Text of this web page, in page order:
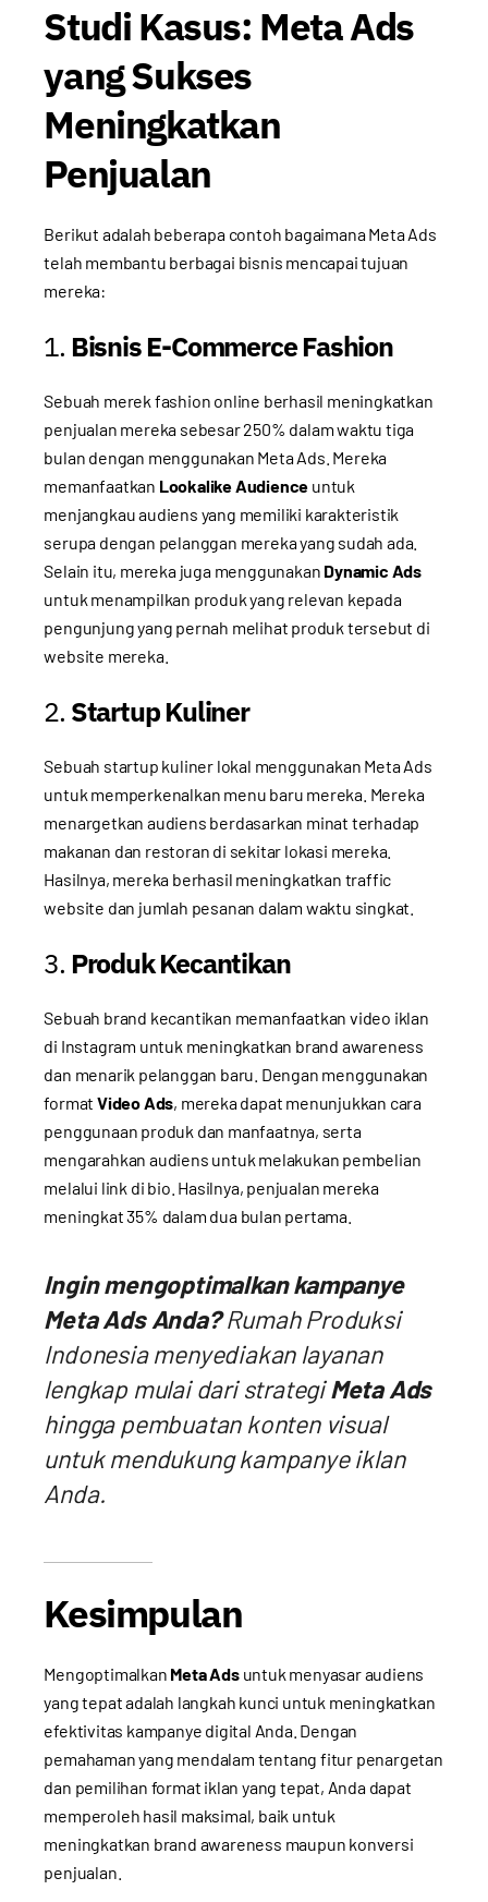
Studi Kasus: Meta Ads
yang Sukses
Meningkatkan
Penjualan
Berikut adalah beberapa contoh bagaimana Meta Ads
telah membantu berbagai bisnis mencapai tujuan
mereka:
1. Bisnis E-Commerce Fashion
Sebuah merek fashion online berhasil meningkatkan
penjualan mereka sebesar 250% dalam waktu tiga
bulan dengan menggunakan Meta Ads. Mereka
memanfaatkan Lookalike Audience untuk
menjangkau audiens yang memiliki karakteristik
serupa dengan pelanggan mereka yang sudah ada.
Selain itu, mereka juga menggunakan Dynamic Ads
untuk menampilkan produk yang relevan kepada
pengunjung yang pernah melihat produk tersebut di
website mereka.
2. Startup Kuliner
Sebuah startup kuliner lokal menggunakan Meta Ads
untuk memperkenalkan menu baru mereka. Mereka
menargetkan audiens berdasarkan minat terhadap
makanan dan restoran di sekitar lokasi mereka.
Hasilnya, mereka berhasil meningkatkan traffic
website dan jumlah pesanan dalam waktu singkat.
3. Produk Kecantikan
Sebuah brand kecantikan memanfaatkan video iklan
di Instagram untuk meningkatkan brand awareness
dan menarik pelanggan baru. Dengan menggunakan
format Video Ads, mereka dapat menunjukkan cara
penggunaan produk dan manfaatnya, serta
mengarahkan audiens untuk melakukan pembelian
melalui link di bio. Hasilnya, penjualan mereka
meningkat 35% dalam dua bulan pertama.
Ingin mengoptimalkan kampanye
Meta Ads Anda?Rumah Produksi
Indonesia menyediakan layanan
lengkap mulai dari strategiMeta Ads
hingga pembuatan konten visual
untuk mendukung kampanye iklan
Anda.
Kesimpulan
Mengoptimalkan Meta Adsuntuk menyasar audiens
yang tepat adalah langkah kunci untuk meningkatkan
efektivitas kampanye digital Anda. Dengan
pemahaman yang mendalam tentang fitur penargetan
dan pemilihan format iklan yang tepat, Anda dapat
memperoleh hasil maksimal, baik untuk
meningkatkan brand awareness maupun konversi
penjualan.